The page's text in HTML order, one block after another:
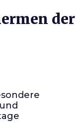
der